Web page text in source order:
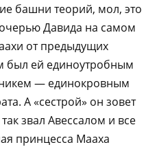
башни теорий, мол, это
Давида на самом
от предыдущих
был ей единоутробным
— единокровным
А «сестрой» он зовет
звал Авессалом и все
принцесса Мааха